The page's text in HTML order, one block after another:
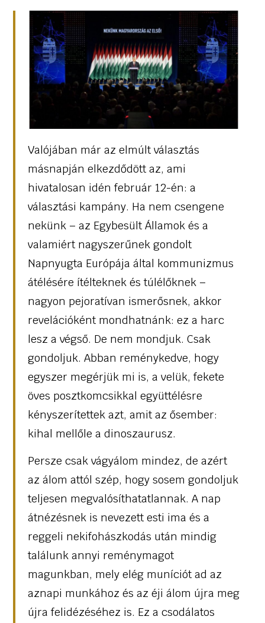
Valójában már az elmúlt választás
másnapján elkezdődött az, ami
hivatalosan idén február 12-én: a
választási kampány. Ha nem csengene
nekünk – az Egybesült Államok és a
valamiért nagyszerűnek gondolt
Napnyugta Európája által kommunizmus
átélésére ítélteknek és túlélőknek –
nagyon pejoratívan ismerősnek, akkor
revelációként mondhatnánk: ez a harc
lesz a végső. De nem mondjuk. Csak
gondoljuk. Abban reménykedve, hogy
egyszer megérjük mi is, a velük, fekete
öves posztkomcsikkal együttélésre
kényszerítettek azt, amit az ősember:
kihal mellőle a dinoszaurusz.
Persze csak vágyálom mindez, de azért
az álom attól szép, hogy sosem gondoljuk
teljesen megvalósíthatatlannak. A nap
átnézésnek is nevezett esti ima és a
reggeli nekifohászkodás után mindig
találunk annyi reménymagot
magunkban, mely elég muníciót ad az
aznapi munkához és az éji álom újra meg
újra felidézéséhez is. Ez a csodálatos